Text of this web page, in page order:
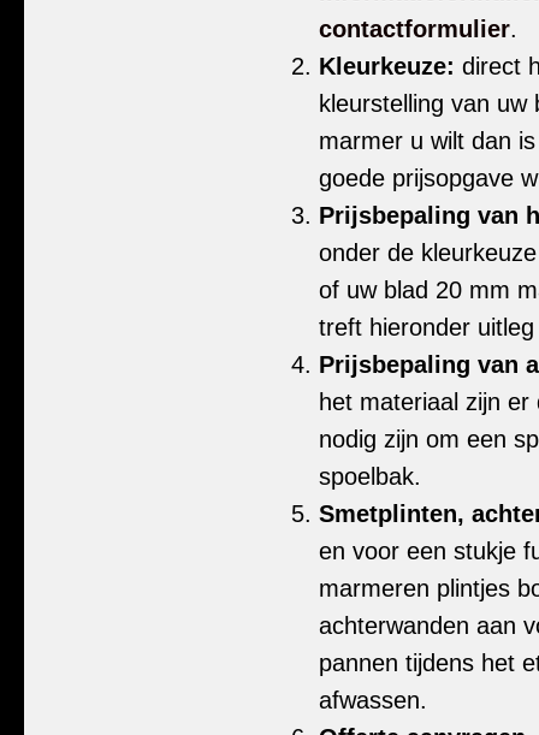
contactformulier.
Kleurkeuze: direct
kleurstelling van
marmer u wilt dan
goede prijsopgave
Prijsbepaling van
onder de
of uw blad 20 mm
treft hieronder
Prijsbepaling van
het materiaal zijn
nodig zijn om een
spoelbak.
Smetplinten,
en voor een stukje
marmeren plintjes
achterwanden aan
pannen tijdens het
afwassen.